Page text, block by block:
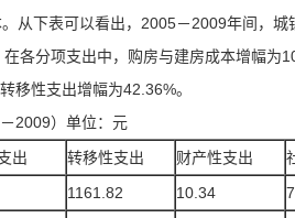
从下表可以看出，2005－2009年间，城
各分项支出中，购房与建房成本增幅为
移性支出增幅为42.36%。
2009）单位：元
出 转移性支出 财产性支出
1161.82 10.34